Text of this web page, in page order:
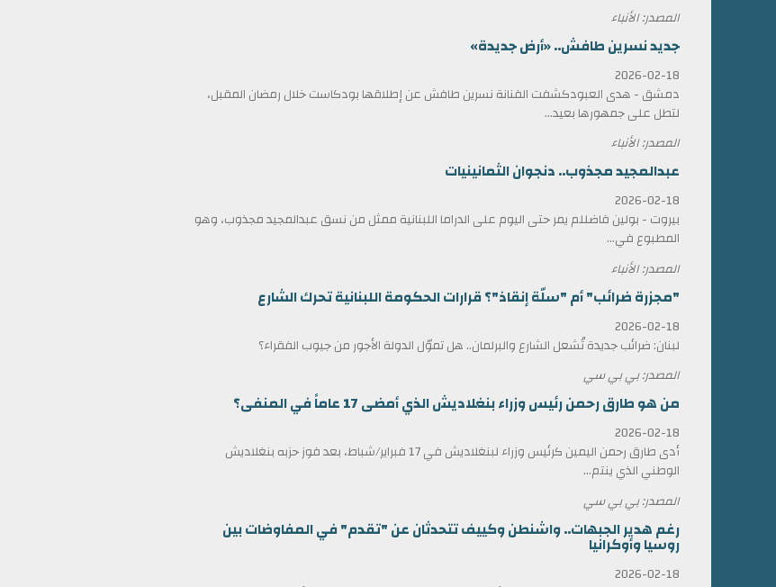
المصدر: الأنباء
جديد نسرين طافش.. «أرض جديدة»
2026-02-18
دمشق - هدى العبودكشفت الفنانة نسرين طافش عن إطلاقها بودكاست خلال رمضان المقبل،
لتطل على جمهورها بعيد...
المصدر: الأنباء
عبدالمجيد مجذوب.. دنجوان الثمانينيات
2026-02-18
بيروت - بولين فاضللم يمر حتى اليوم على الدراما اللبنانية ممثل من نسق عبدالمجيد مجذوب، وهو
المطبوع في...
المصدر: الأنباء
"مجزرة ضرائب" أم "سلّة إنقاذ"؟ قرارات الحكومة اللبنانية تحرك الشارع
2026-02-18
لبنان: ضرائب جديدة تُشعل الشارع والبرلمان.. هل تموّل الدولة الأجور من جيوب الفقراء؟
المصدر: بي بي سي
من هو طارق رحمن رئيس وزراء بنغلاديش الذي أمضى 17 عاماً في المنفى؟
2026-02-18
أدى طارق رحمن اليمين كرئيس وزراء لبنغلاديش في 17 فبراير/شباط، بعد فوز حزبه بنغلاديش
الوطني الذي ينتم...
المصدر: بي بي سي
رغم هدير الجبهات.. واشنطن وكييف تتحدثان عن "تقدم" في المفاوضات بين
روسيا وأوكرانيا
2026-02-18